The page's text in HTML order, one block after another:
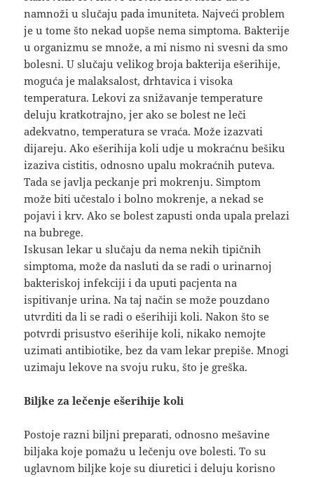
namnoži u slučaju pada imuniteta. Najveći problem
je u tome što nekad uopše nema simptoma. Bakterije
u organizmu se množe, a mi nismo ni svesni da smo
bolesni. U slučaju velikog broja bakterija ešerihije,
moguća je malaksalost, drhtavica i visoka
temperatura. Lekovi za snižavanje temperature
deluju kratkotrajno, jer ako se bolest ne leči
adekvatno, temperatura se vraća. Može izazvati
dijareju. Ako ešerihija koli udje u mokraćnu bešiku
izaziva cistitis, odnosno upalu mokraćnih puteva.
Tada se javlja peckanje pri mokrenju. Simptom
može biti učestalo i bolno mokrenje, a nekad se
pojavi i krv. Ako se bolest zapusti onda upala prelazi
na bubrege.
Iskusan lekar u slučaju da nema nekih tipičnih
simptoma, može da nasluti da se radi o urinarnoj
bakteriskoj infekciji i da uputi pacjenta na
ispitivanje urina. Na taj način se može pouzdano
utvrditi da li se radi o ešerihiji koli. Nakon što se
potvrdi prisustvo ešerihije koli, nikako nemojte
uzimati antibiotike, bez da vam lekar prepiše. Mnogi
uzimaju lekove na svoju ruku, što je greška.
Biljke za lečenje ešerihije koli
Postoje razni biljni preparati, odnosno mešavine
biljaka koje pomažu u lečenju ove bolesti. To su
uglavnom biljke koje su diuretici i deluju korisno